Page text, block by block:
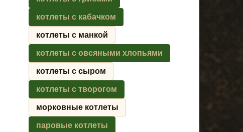
котлеты с кабачком
котлеты с манкой
котлеты с овсяными хлопьями
котлеты с сыром
котлеты с творогом
морковные котлеты
паровые котлеты